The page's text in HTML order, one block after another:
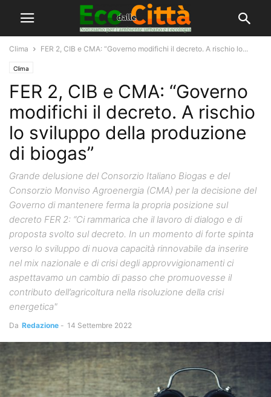
Clima FER 2, CIB e CMA: “Governo modifichi il decreto. A rischio lo...
Clima
FER 2, CIB e CMA: “Governo
modifichi il decreto. A rischio
lo sviluppo della produzione
di biogas”
Grande delusione del Consorzio Italiano Biogas e del
Consorzio Monviso Agroenergia (CMA) per la decisione del
Governo di mantenere ferma la propria posizione sul
decreto FER 2: “Ci rammarica che il lavoro di dialogo e di
proposta svolto sul decreto. In un momento di forte spinta
verso lo sviluppo di nuova capacità rinnovabile da inserire
nel mix nazionale e di crisi degli approvvigionamenti ci
aspettavamo un cambio di passo che promuovesse il
contributo dell’agricoltura nella risoluzione della crisi
energetica"
Da Redazione - 14 Settembre 2022